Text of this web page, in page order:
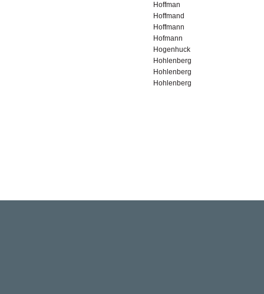
Hoffman
Hoffmand
Hoffmann
Hofmann
Hogenhuck
Hohlenberg
Hohlenberg
Hohlenberg